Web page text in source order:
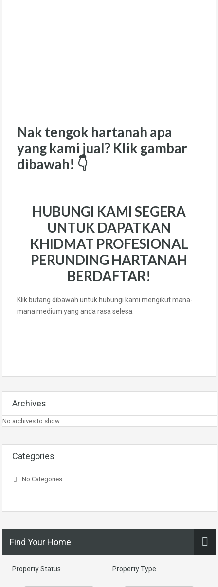
Nak tengok hartanah apa
yang kami jual? Klik gambar
dibawah! 👇
HUBUNGI KAMI SEGERA
UNTUK DAPATKAN
KHIDMAT PROFESIONAL
PERUNDING HARTANAH
BERDAFTAR!
Klik butang dibawah untuk hubungi kami mengikut mana-
mana medium yang anda rasa selesa.
Archives
No archives to show.
Categories
No Categories
Find Your Home
Property Status Property Type